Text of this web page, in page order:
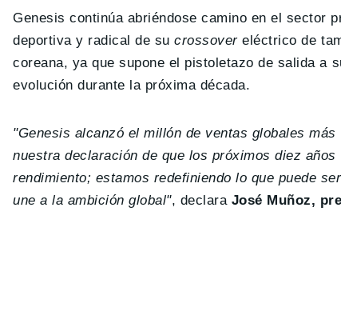
Genesis continúa abriéndose camino en el sector
deportiva y radical de sucrossovereléctrico de
coreana, ya que supone el pistoletazo de salida a
evolución durante la próxima década.
"Genesis alcanzó el millón de ventas globales
nuestra declaración de que los próximos diez
rendimiento; estamos redefiniendo lo que puede
une a la ambición global", declaraJosé Muñoz,